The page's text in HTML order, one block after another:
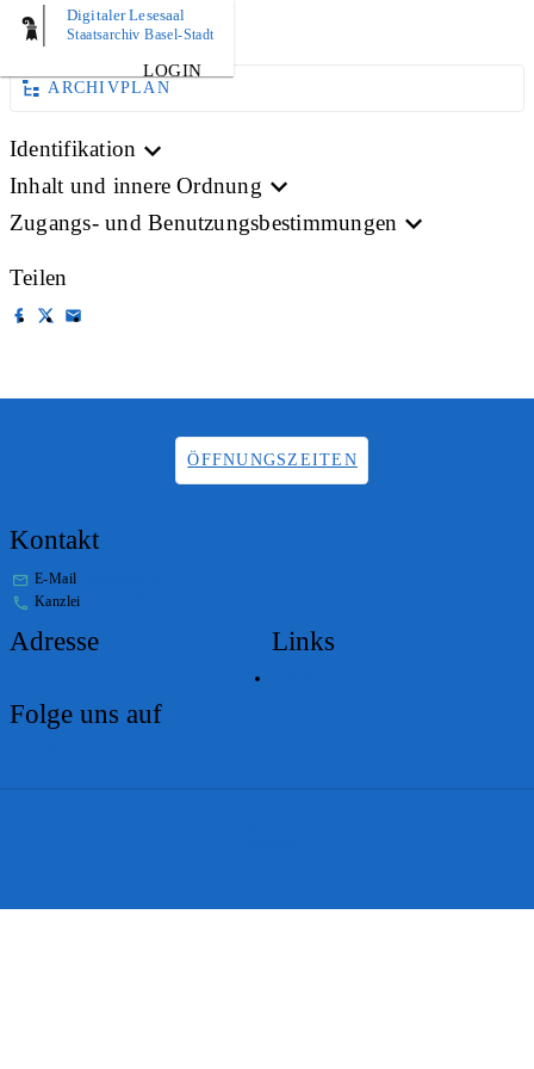
Digitaler Lesesaal
Staatsarchiv Basel-Stadt
LOGIN
BILD
ARCHIVPLAN
Identifikation
Inhalt und innere Ordnung
Zugangs- und Benutzungsbestimmungen
Teilen
ÖFFNUNGSZEITEN
Kontakt
E-Mail
Kanzlei
Adresse Links
Folge uns auf